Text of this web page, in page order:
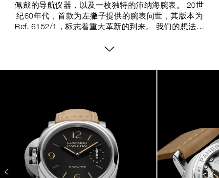
佩戴的导航仪器，以及一枚独特的沛纳海腕表。 20世
纪60年代，首款为左撇子提供的腕表问世，其版本为
Ref. 6152/1，标志着重大革新的到来。 我们的想法是
配指南针或深度计时格外有效，体现了品牌对潜水需求
Image